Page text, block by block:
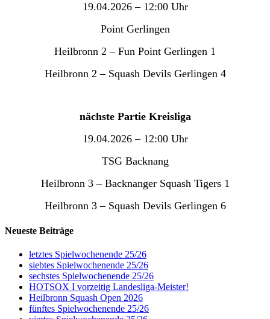
19.04.2026 – 12:00 Uhr
Point Gerlingen
Heilbronn 2 – Fun Point Gerlingen 1
Heilbronn 2 – Squash Devils Gerlingen 4
nächste Partie Kreisliga
19.04.2026 – 12:00 Uhr
TSG Backnang
Heilbronn 3 – Backnanger Squash Tigers 1
Heilbronn 3 – Squash Devils Gerlingen 6
Neueste Beiträge
letztes Spielwochenende 25/26
siebtes Spielwochenende 25/26
sechstes Spielwochenende 25/26
HOTSOX I vorzeitig Landesliga-Meister!
Heilbronn Squash Open 2026
fünftes Spielwochenende 25/26